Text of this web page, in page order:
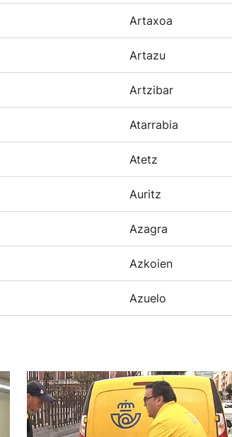
Artaxoa
Artazu
Artzibar
Atarrabia
Atetz
Auritz
Azagra
Azkoien
Azuelo